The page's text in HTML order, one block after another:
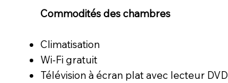
Commodités des chambres
Climatisation
Wi-Fi gratuit
Télévision à écran plat avec lecteur DVD